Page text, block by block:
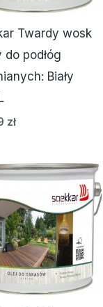
Twardy wosk
do podłóg
Biały
zł